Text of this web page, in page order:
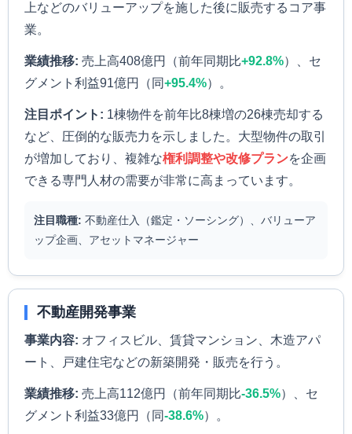
上などのバリューアップを施した後に販売するコア事
業。
業績推移: 売上高408億円（前年同期比+92.8%）、セ
グメント利益91億円（同+95.4%）。
注目ポイント: 1棟物件を前年比8棟増の26棟売却する
など、圧倒的な販売力を示しました。大型物件の取引
が増加しており、複雑な権利調整や改修プランを企画
できる専門人材の需要が非常に高まっています。
注目職種: 不動産仕入（鑑定・ソーシング）、バリューア
ップ企画、アセットマネージャー
不動産開発事業
事業内容: オフィスビル、賃貸マンション、木造アパ
ート、戸建住宅などの新築開発・販売を行う。
業績推移: 売上高112億円（前年同期比-36.5%）、セ
グメント利益33億円（同-38.6%）。